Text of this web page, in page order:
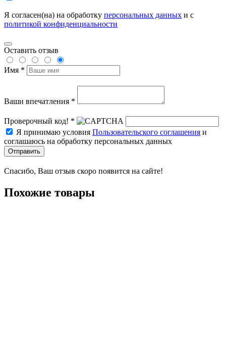
Я согласен(на) на обработку персональных данных и с
политикой конфиденциальности
Оставить отзыв
Имя *
Ваши впечатления *
Проверочный код! *
Я принимаю условия Пользовательского соглашения и
соглашаюсь на обработку персональных данных
Отправить
Спасибо, Ваш отзыв скоро появится на сайте!
Похожие товары